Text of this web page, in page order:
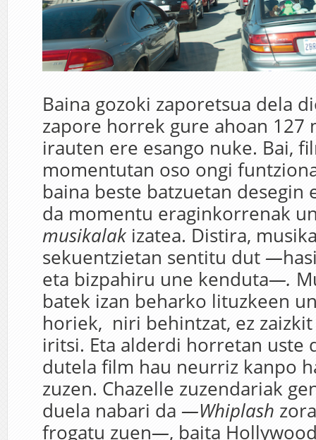
Baina gozoki zaporetsua dela
zapore horrek gure ahoan 127
irauten ere esango nuke. Bai,
momentutan oso ongi
baina beste batzuetan desegin
da momentu eraginkorrenak
musikalak izatea. Distira,
sekuentzietan sentitu dut —
eta bizpahiru une kenduta—.
batek izan beharko lituzkeen
horiek, niri behintzat, ez
iritsi. Eta alderdi horretan uste
dutela film hau neurriz kanpo
zuzen. Chazelle zuzendariak
duela nabari da —Whiplash
frogatu zuen—, baita